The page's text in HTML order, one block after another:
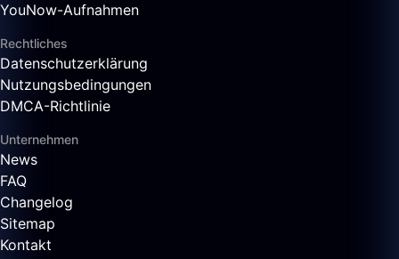
YouNow-Aufnahmen
Rechtliches
Datenschutzerklärung
Nutzungsbedingungen
DMCA-Richtlinie
Unternehmen
News
FAQ
Changelog
Sitemap
Kontakt